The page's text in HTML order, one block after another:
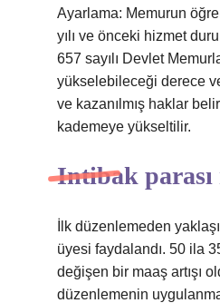
Ayarlama: Memurun
yılı ve önceki hizmet
657 sayılı Devlet
yükselebileceği derece
ve kazanılmış haklar
kademeye yükseltilir.
Intibak parası
İlk düzenlemeden
üyesi faydalandı. 50 ila
değişen bir maaş artışı
düzenlemenin